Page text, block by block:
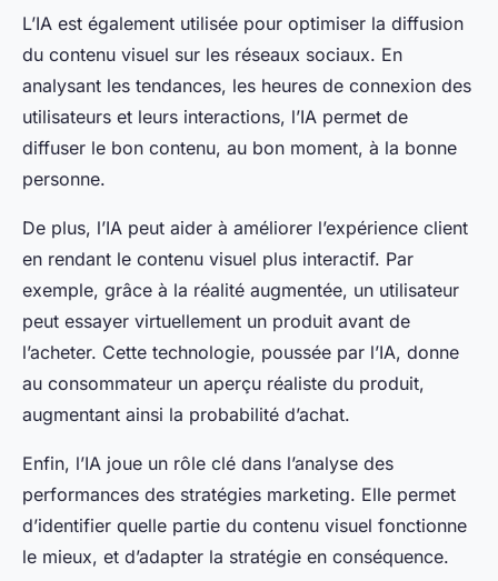
L’IA est également utilisée pour optimiser la diffusion
du contenu visuel sur les réseaux sociaux. En
analysant les tendances, les heures de connexion des
utilisateurs et leurs interactions, l’IA permet de
diffuser le bon contenu, au bon moment, à la bonne
personne.
De plus, l’IA peut aider à améliorer l’expérience client
en rendant le contenu visuel plus interactif. Par
exemple, grâce à la réalité augmentée, un utilisateur
peut essayer virtuellement un produit avant de
l’acheter. Cette technologie, poussée par l’IA, donne
au consommateur un aperçu réaliste du produit,
augmentant ainsi la probabilité d’achat.
Enfin, l’IA joue un rôle clé dans l’analyse des
performances des stratégies marketing. Elle permet
d’identifier quelle partie du contenu visuel fonctionne
le mieux, et d’adapter la stratégie en conséquence.